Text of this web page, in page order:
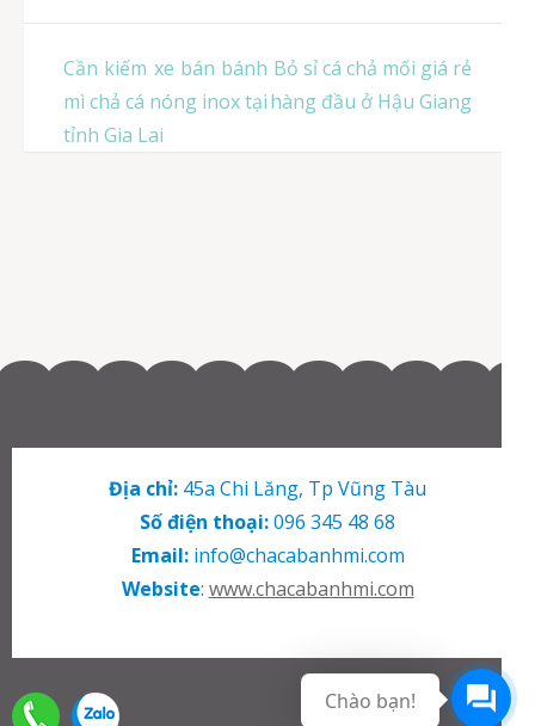
Điều
hướng
bài
Cần kiếm xe bán bánh
mì chả cá nóng inox tại
tỉnh Gia Lai
Bỏ sỉ cá chả mối giá rẻ
hàng đầu ở Hậu Giang
Địa chỉ: 45a Chi Lăng, Tp Vũng Tàu
Số điện thoại:096 345 48 68
Email:info@chacabanhmi.com
Website: www.chacabanhmi.com
Chào bạn!